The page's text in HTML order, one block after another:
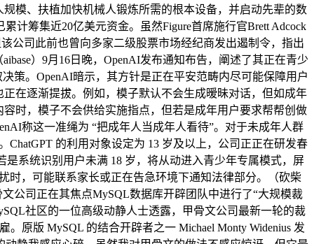
模、扶植加快机械人锻炼所需的根本设备，并启动先辈的数
计筹集近20亿美元资金。虽然Figure首席施行官Brett Adcock
公司此前也曾向多家二级股票市场经纪商发出遏制令，指出
）9月16日晚，OpenAI发布通知布告，阐述了其正在青少
策。OpenAI暗示，其方针是正在平安范畴内尽可能保障用户
在逐渐提拔。例如，模子默认不会生成暧昧对话，但如成年
时，模子不会供给实施指点，但若是成年用户要求帮帮创做
称这一准绳为 “把成年人当成年人看待”。对于未成年人群
ChatGPT 的利用对象设定为 13 岁及以上，公司正正在研发春
系统识别用户未满 18 岁，将从动进入青少年专属模式，屏
时，可能联系家长或正在告急环境下通知法律部分。（砍柴
公司正在其焦点MySQL数据库开辟团队中进行了“大规模裁
社区的一位高级动静人士透露，甲骨文公司最新一轮的裁
原版 MySQL 的结合开辟者之一 Michael Monty Widenius 发